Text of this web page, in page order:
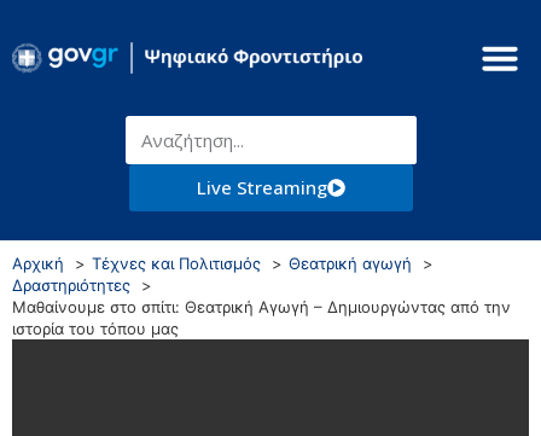
Live Streaming
Αρχική Τέχνες και Πολιτισμός
Θεατρική αγωγή
Δραστηριότητες
Μαθαίνουμε στο σπίτι: Θεατρική Αγωγή – Δημιουργώντας από την
ιστορία του τόπου μας